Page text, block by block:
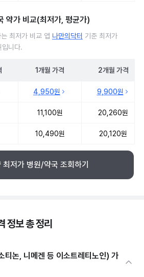
약가 비교(최저가, 평균가)
최저가 비교 앱 나만의닥터 기준 최저가
니다.
1개월 가격 2개월 가격
4,950원 9,900원
11,100원 20,260원
10,490원 20,120원
최저가 병원/약국 조회하기
정보 총 정리
티논, 니메겐 등 이소트레티노인) 가